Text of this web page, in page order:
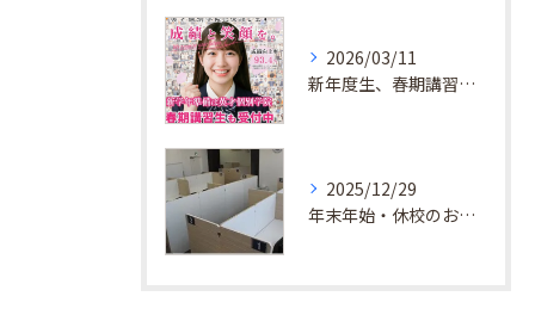
2026/03/11
新年度生、春期講習生 受付中！
2025/12/29
年末年始・休校のお知らせ